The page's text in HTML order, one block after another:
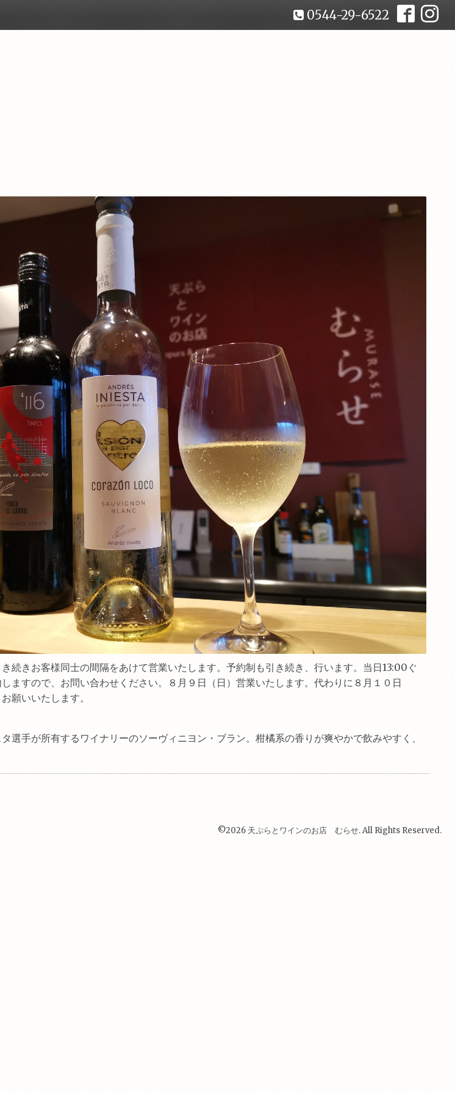
0544-29-6522
続きお客様同士の間隔をあけて営業いたします。予約制も引き続き、行います。当日13:00ぐ
ますので、お問い合わせください。８月９日（日）営業いたします。代わりに８月１０日
願いいたします。
選手が所有するワイナリーのソーヴィニヨン・ブラン。柑橘系の香りが爽やかで飲みやすく、
©2026 天ぷらとワインのお店 むらせ. All Rights Reserved.